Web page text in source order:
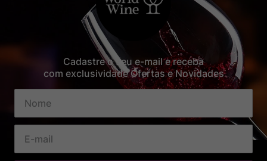
Cadastre o seu e-mail e receba
com exclusividade Ofertas e Novidades